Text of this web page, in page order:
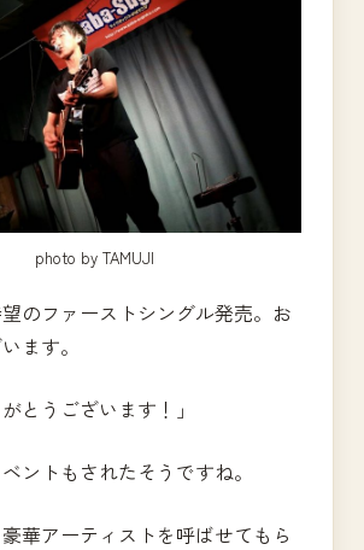
photo by TAMUJI
のファーストシングル発売。お
ます。
がとうございます！」
トもされたそうですね。
豪華アーティストを呼ばせてもら